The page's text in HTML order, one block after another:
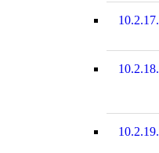
10.2.17.
10.2.18.
10.2.19.